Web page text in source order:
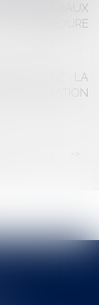
AUX BAUX
PROCÉDURE
DE LA
: LA FIXATION